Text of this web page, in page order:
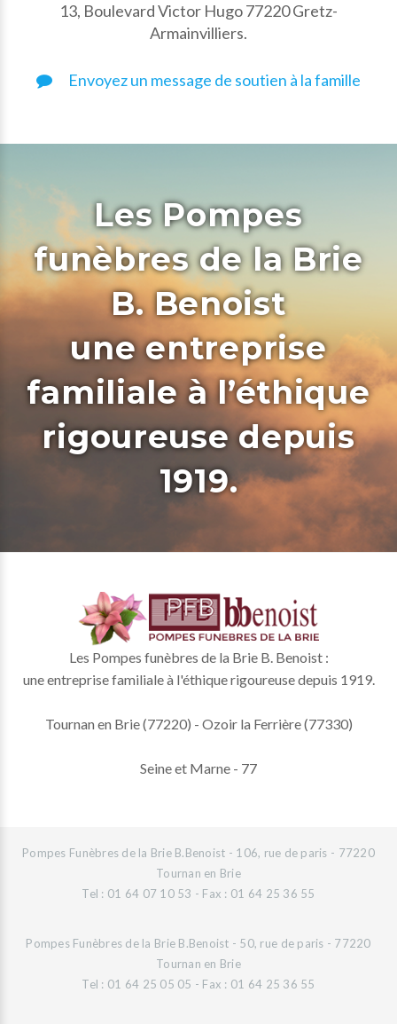
13, Boulevard Victor Hugo 77220 Gretz-
Armainvilliers.
Envoyez un message de soutien à la famille
Les Pompes
funèbres de la Brie
B. Benoist
une entreprise
familiale à l’éthique
rigoureuse depuis
1919.
Les Pompes funèbres de la Brie B. Benoist :
une entreprise familiale à l'éthique rigoureuse depuis 1919.
Tournan en Brie (77220) - Ozoir la Ferrière (77330)
Seine et Marne - 77
Pompes Funèbres de la Brie B.Benoist - 106, rue de paris - 77220
Tournan en Brie
Tel : 01 64 07 10 53 - Fax : 01 64 25 36 55
Pompes Funèbres de la Brie B.Benoist - 50, rue de paris - 77220
Tournan en Brie
Tel : 01 64 25 05 05 - Fax : 01 64 25 36 55